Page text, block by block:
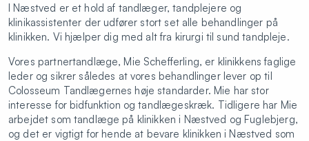
Plastfyldning - lille kindtand 2 flader
Plastfyldning - lille kindtand 3 flader
1901
Plastfyldning- stor kindtand 1 flade
1344
Plastfyldning - stor kindtand 2 flade
1859
Plastfyldning - stor kindtand 3 flade
2300
Plastopbygning før krone
908
I Næstved er et hold af tandlæger, tandplejere og
klinikassistenter der udfører stort set alle behandlinger på
klinikken. Vi hjælper dig med alt fra kirurgi til sund tandpleje.
Vores partnertandlæge, Mie Schefferling, er klinikkens faglige
leder og sikrer således at vores behandlinger lever op til
Colosseum Tandlægernes høje standarder. Mie har stor
interesse for bidfunktion og tandlægeskræk. Tidligere har Mie
arbejdet som tandlæge på klinikken i Næstved og Fuglebjerg,
og det er vigtigt for hende at bevare klinikken i Næstved som